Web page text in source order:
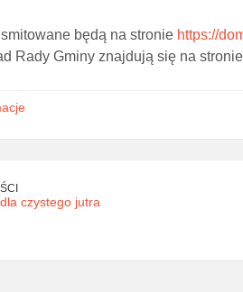
będą na stronie https://
Rady Gminy znajdują się na stronie
czystego jutra